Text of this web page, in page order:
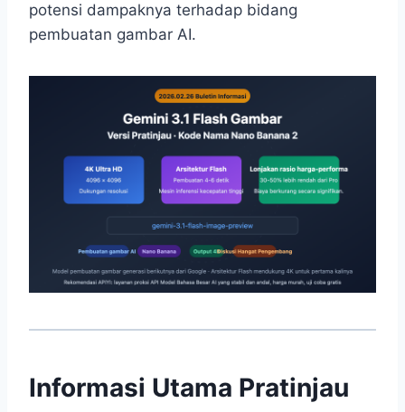
potensi dampaknya terhadap bidang
pembuatan gambar AI.
Informasi Utama Pratinjau